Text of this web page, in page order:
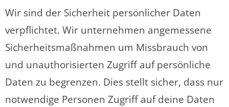
Wir sind der Sicherheit persönlicher Daten
verpflichtet. Wir unternehmen angemessene
Sicherheitsmaßnahmen um Missbrauch von
und unauthorisierten Zugriff auf persönliche
Daten zu begrenzen. Dies stellt sicher, dass nur
notwendige Personen Zugriff auf deine Daten